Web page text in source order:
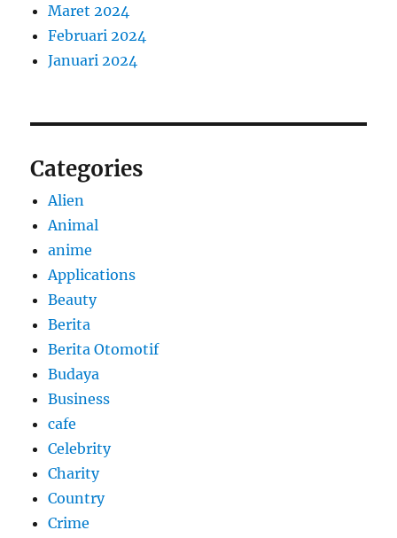
Maret 2024
Februari 2024
Januari 2024
Categories
Alien
Animal
anime
Applications
Beauty
Berita
Berita Otomotif
Budaya
Business
cafe
Celebrity
Charity
Country
Crime